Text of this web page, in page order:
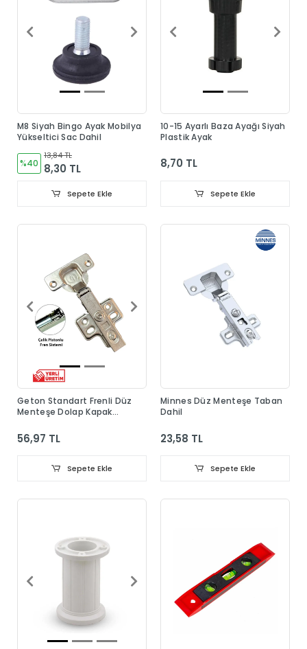
M8 Siyah Bingo Ayak Mobilya
Yükseltici Sac Dahil
%40
13,84 TL
8,30 TL
Sepete Ekle
10-15 Ayarlı Baza Ayağı Siyah
Plastik Ayak
8,70 TL
Sepete Ekle
Geton Standart Frenli Düz
Menteşe Dolap Kapak
56,97 TL
Sepete Ekle
Minnes Düz Menteşe Taban
Dahil
23,58 TL
Sepete Ekle